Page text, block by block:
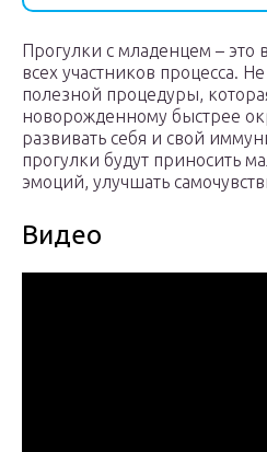
Прогулки с младенцем – это
всех участников процесса. Не
полезной процедуры,
новорожденному быстрее
развивать себя и свой
прогулки будут приносить
эмоций, улучшать
Видео